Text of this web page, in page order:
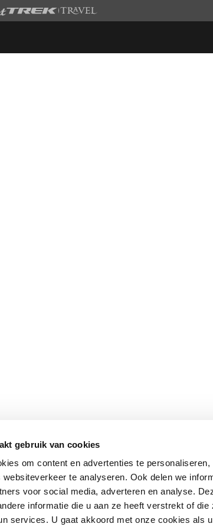
gebruik van cookies
om content en advertenties te
websiteverkeer te analyseren. Ook delen we
voor social media, adverteren en analyse.
informatie die u aan ze heeft verstrekt of
services. U gaat akkoord met onze cookies als